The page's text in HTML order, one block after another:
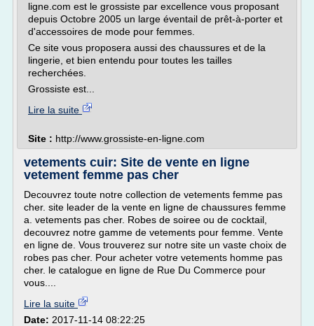
ligne.com est le grossiste par excellence vous proposant
depuis Octobre 2005 un large éventail de prêt-à-porter et
d'accessoires de mode pour femmes.
Ce site vous proposera aussi des chaussures et de la
lingerie, et bien entendu pour toutes les tailles
recherchées.
Grossiste est...
Lire la suite
Site : http://www.grossiste-en-ligne.com
vetements cuir: Site de vente en ligne
vetement femme pas cher
Decouvrez toute notre collection de vetements femme pas
cher. site leader de la vente en ligne de chaussures femme
a. vetements pas cher. Robes de soiree ou de cocktail,
decouvrez notre gamme de vetements pour femme. Vente
en ligne de. Vous trouverez sur notre site un vaste choix de
robes pas cher. Pour acheter votre vetements homme pas
cher. le catalogue en ligne de Rue Du Commerce pour
vous....
Lire la suite
Date: 2017-11-14 08:22:25